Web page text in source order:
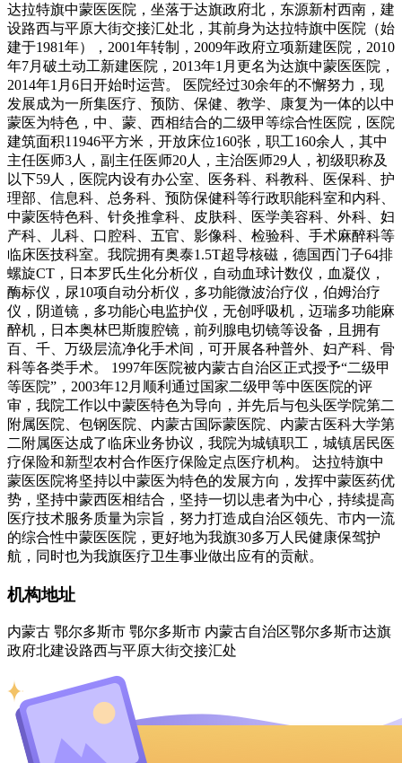
达拉特旗中蒙医医院，坐落于达旗政府北，东源新村西南，建
设路西与平原大街交接汇处北，其前身为达拉特旗中医院（始
建于1981年），2001年转制，2009年政府立项新建医院，2010
年7月破土动工新建医院，2013年1月更名为达旗中蒙医医院，
2014年1月6日开始时运营。 医院经过30余年的不懈努力，现
发展成为一所集医疗、预防、保健、教学、康复为一体的以中
蒙医为特色，中、蒙、西相结合的二级甲等综合性医院，医院
建筑面积11946平方米，开放床位160张，职工160余人，其中
主任医师3人，副主任医师20人，主治医师29人，初级职称及
以下59人，医院内设有办公室、医务科、科教科、医保科、护
理部、信息科、总务科、预防保健科等行政职能科室和内科、
中蒙医特色科、针灸推拿科、皮肤科、医学美容科、外科、妇
产科、儿科、口腔科、五官、影像科、检验科、手术麻醉科等
临床医技科室。我院拥有奥泰1.5T超导核磁，德国西门子64排
螺旋CT，日本罗氏生化分析仪，自动血球计数仪，血凝仪，
酶标仪，尿10项自动分析仪，多功能微波治疗仪，伯姆治疗
仪，阴道镜，多功能心电监护仪，无创呼吸机，迈瑞多功能麻
醉机，日本奥林巴斯腹腔镜，前列腺电切镜等设备，且拥有
百、千、万级层流净化手术间，可开展各种普外、妇产科、骨
科等各类手术。 1997年医院被内蒙古自治区正式授予“二级甲
等医院”，2003年12月顺利通过国家二级甲等中医医院的评
审，我院工作以中蒙医特色为导向，并先后与包头医学院第二
附属医院、包钢医院、内蒙古国际蒙医院、内蒙古医科大学第
二附属医达成了临床业务协议，我院为城镇职工，城镇居民医
疗保险和新型农村合作医疗保险定点医疗机构。 达拉特旗中
蒙医医院将坚持以中蒙医为特色的发展方向，发挥中蒙医药优
势，坚持中蒙西医相结合，坚持一切以患者为中心，持续提高
医疗技术服务质量为宗旨，努力打造成自治区领先、市内一流
的综合性中蒙医医院，更好地为我旗30多万人民健康保驾护
航，同时也为我旗医疗卫生事业做出应有的贡献。
机构地址
内蒙古 鄂尔多斯市 鄂尔多斯市 内蒙古自治区鄂尔多斯市达旗
政府北建设路西与平原大街交接汇处